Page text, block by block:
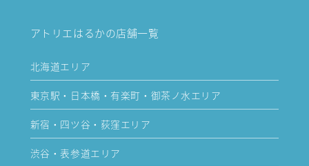
アトリエはるかの店舗一覧
北海道エリア
東京駅・日本橋・有楽町・御茶ノ水エリア
新宿・四ツ谷・荻窪エリア
渋谷・表参道エリア